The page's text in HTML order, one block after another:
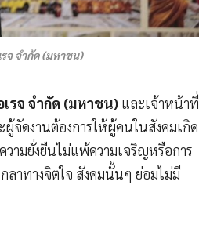
รจ จำกัด (มหาชน)
รจ จำกัด (มหาชน) และเจ้าหน้าที่
จัดงานต้องการให้ผู้คนในสังคมเกิด
วามยั่งยืนไม่แพ้ความเจริญหรือการ
ลาทางจิตใจ สังคมนั้นๆ ย่อมไม่มี